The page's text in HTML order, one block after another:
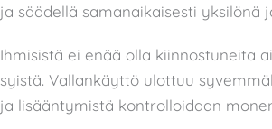
ja säädellä samanaikaisesti yksilönä
Ihmisistä ei enää olla kiinnostuneita
syistä. Vallankäyttö ulottuu
ja lisääntymistä kontrolloidaan